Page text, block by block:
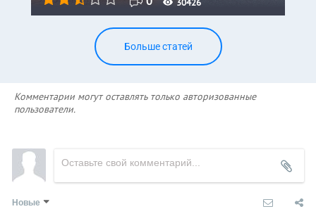
Больше статей
Комментарии могут оставлять только авторизованные
пользователи.
Новые